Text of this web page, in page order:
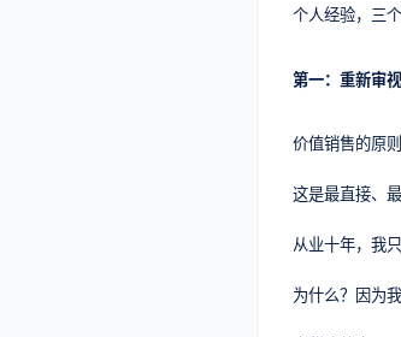
个人经验，三
第一：重新审
价值销售的原
这是最直接、
从业十年，我
为什么？因为